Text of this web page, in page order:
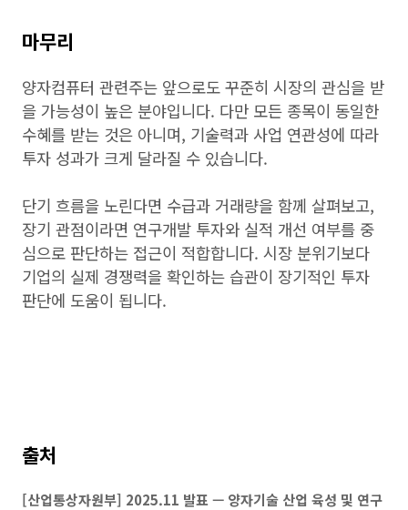
마무리
양자컴퓨터 관련주는 앞으로도 꾸준히 시장의 관심을 받
을 가능성이 높은 분야입니다. 다만 모든 종목이 동일한
수혜를 받는 것은 아니며, 기술력과 사업 연관성에 따라
투자 성과가 크게 달라질 수 있습니다.
단기 흐름을 노린다면 수급과 거래량을 함께 살펴보고,
장기 관점이라면 연구개발 투자와 실적 개선 여부를 중
심으로 판단하는 접근이 적합합니다. 시장 분위기보다
기업의 실제 경쟁력을 확인하는 습관이 장기적인 투자
판단에 도움이 됩니다.
출처
[산업통상자원부] 2025.11 발표 — 양자기술 산업 육성 및 연구